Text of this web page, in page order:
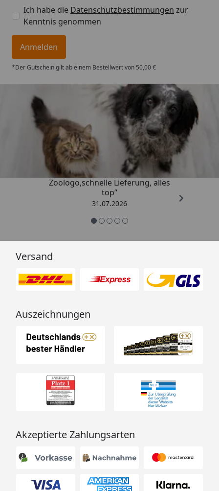
Ich habe die Datenschutzbestimmungen zur
Kenntnis genommen
Anmelden
*Der Gutschein gilt ab einem Bestellwert von 50,00 €
Trusted Shops
/ 5
„Gute Erfahrung mit
Zoologo,schnelle Lieferung, alles
top“
31.07.2026
Versand
Auszeichnungen
Akzeptierte Zahlungsarten